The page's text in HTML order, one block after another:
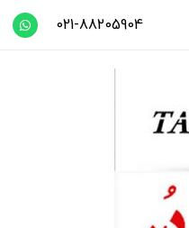
021-88205904